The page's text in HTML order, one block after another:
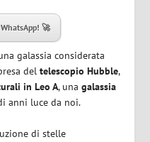
🚀
galassia considerata
deltelescopio Hubble,
in Leo A, unagalassia
anni luce da noi.
di stelle